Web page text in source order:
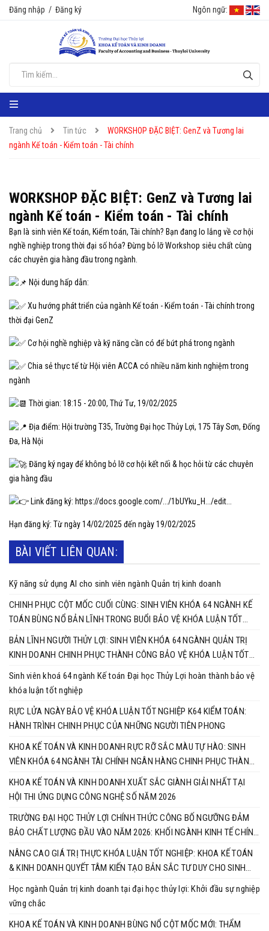
Đăng nhập / Đăng ký Ngôn ngữ:
Trang chủ Tin tức
WORKSHOP ĐẶC BIỆT: GenZ và Tương lai
ngành Kế toán - Kiểm toán - Tài chính
WORKSHOP ĐẶC BIỆT: GenZ và Tương lai
ngành Kế toán - Kiểm toán - Tài chính
Bạn là sinh viên Kế toán, Kiểm toán, Tài chính? Bạn đang lo lắng về cơ hội
nghề nghiệp trong thời đại số hóa? Đừng bỏ lỡ Workshop siêu chất cùng
các chuyên gia hàng đầu trong ngành.
Nội dung hấp dẫn:
Xu hướng phát triển của ngành Kế toán - Kiểm toán - Tài chính trong
thời đại GenZ
Cơ hội nghề nghiệp và kỹ năng cần có để bứt phá trong ngành
Chia sẻ thực tế từ Hội viên ACCA có nhiều năm kinh nghiệm trong
ngành
Thời gian: 18:15 - 20:00, Thứ Tư, 19/02/2025
Địa điểm: Hội trường T35, Trường Đại học Thủy Lợi, 175 Tây Sơn, Đống
Đa, Hà Nội
Đăng ký ngay để không bỏ lỡ cơ hội kết nối & học hỏi từ các chuyên
gia hàng đầu
Link đăng ký: https://docs.google.com/.../1bUYku_H.../edit...
Hạn đăng ký: Từ ngày 14/02/2025 đến ngày 19/02/2025
BÀI VIẾT LIÊN QUAN:
Kỹ năng sử dụng AI cho sinh viên ngành Quản trị kinh doanh
CHINH PHỤC CỘT MỐC CUỐI CÙNG: SINH VIÊN KHÓA 64 NGÀNH KẾ
TOÁN BÙNG NỔ BẢN LĨNH TRONG BUỔI BẢO VỆ KHÓA LUẬN TỐT
NGHIỆP
BẢN LĨNH NGƯỜI THỦY LỢI: SINH VIÊN KHÓA 64 NGÀNH QUẢN TRỊ
KINH DOANH CHINH PHỤC THÀNH CÔNG BẢO VỆ KHÓA LUẬN TỐT
Sinh viên khoá 64 ngành Kế toán Đại học Thủy Lợi hoàn thành bảo vệ
khóa luận tốt nghiệp
RỰC LỬA NGÀY BẢO VỆ KHÓA LUẬN TỐT NGHIỆP K64 KIỂM TOÁN:
HÀNH TRÌNH CHINH PHỤC CỦA NHỮNG NGƯỜI TIÊN PHONG
KHOA KẾ TOÁN VÀ KINH DOANH RỰC RỠ SẮC MÀU TỰ HÀO: SINH
VIÊN KHÓA 64 NGÀNH TÀI CHÍNH NGÂN HÀNG CHINH PHỤC THÀNH
CÔNG KHÓA LUẬN TỐT NGHIỆP
KHOA KẾ TOÁN VÀ KINH DOANH XUẤT SẮC GIÀNH GIẢI NHẤT TẠI
HỘI THI ỨNG DỤNG CÔNG NGHỆ SỐ NĂM 2026
TRƯỜNG ĐẠI HỌC THỦY LỢI CHÍNH THỨC CÔNG BỐ NGƯỠNG ĐẢM
BẢO CHẤT LƯỢNG ĐẦU VÀO NĂM 2026: KHỐI NGÀNH KINH TẾ CHÍNH
THỨC VÀO CUỘC ĐUA RỰC LỬA
NÂNG CAO GIÁ TRỊ THỰC KHÓA LUẬN TỐT NGHIỆP: KHOA KẾ TOÁN
& KINH DOANH QUYẾT TÂM KIẾN TẠO BẢN SẮC TƯ DUY CHO SINH
Học ngành Quản trị kinh doanh tại đại học thủy lợi: Khởi đầu sự nghiệp
vững chắc
KHOA KẾ TOÁN VÀ KINH DOANH BÙNG NỔ CỘT MỐC MỚI: THẨM